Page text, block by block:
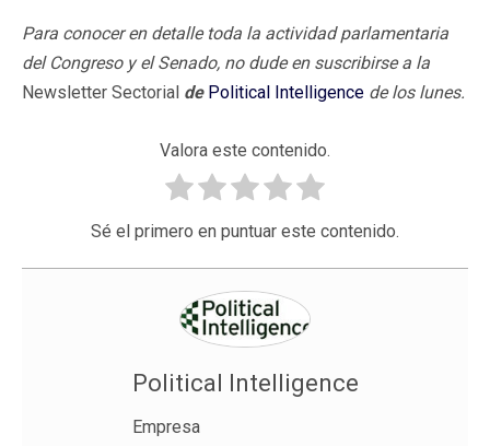
Para conocer en detalle toda la actividad parlamentaria
del Congreso y el Senado, no dude en suscribirse a la
Newsletter Sectorial de Political Intelligence de los lunes.
Valora este contenido.
Sé el primero en puntuar este contenido.
Political Intelligence
Empresa